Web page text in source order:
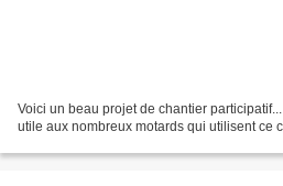
Voici un beau projet de chantier
utile aux nombreux motards qui utilisent ce